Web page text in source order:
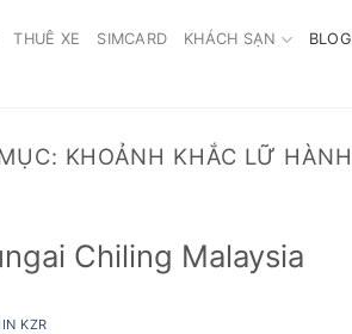
THUÊ XE SIMCARD KHÁCH SẠN BLOG
KHOẢNH KHẮC LỮ HÀNH
Chiling Malaysia
KZR